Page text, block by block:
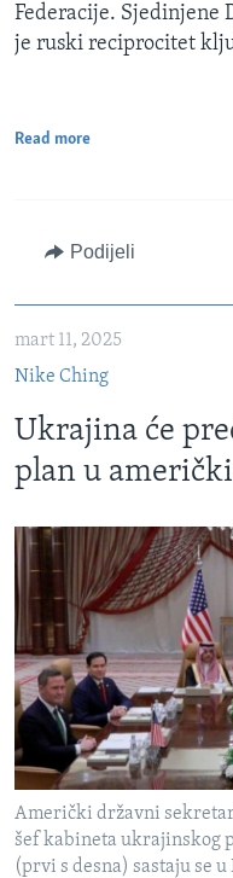
Federacije. Sjedinjene
je ruski reciprocitet
Read more
Podijeli
mart 11, 2025
Nike Ching
Ukrajina će
plan u
Američki državni
šef kabineta ukrajinskog
(prvi s desna) sastaju se